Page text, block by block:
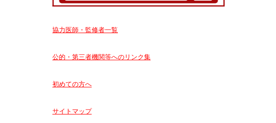
協力医師・監修者一覧
公的・第三者機関等へのリンク集
初めての方へ
サイトマップ